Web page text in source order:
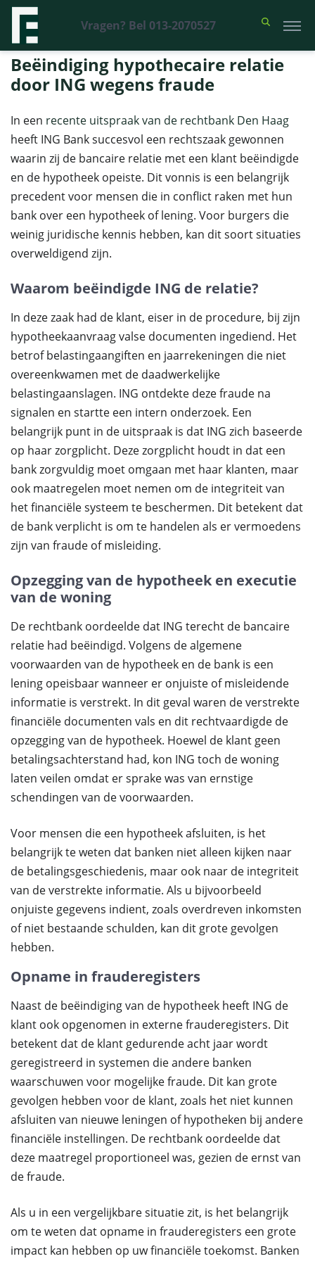
Vragen? Bel 013-2070527
Financieel Recht Advocaten >Uitspraken>Beëindiging hypothecaire
relatie door ING wegens fraude
Beëindiging hypothecaire relatie
door ING wegens fraude
In een recente uitspraak van de rechtbank Den Haag
heeft ING Bank succesvol een rechtszaak gewonnen
waarin zij de bancaire relatie met een klant beëindigde
en de hypotheek opeiste. Dit vonnis is een belangrijk
precedent voor mensen die in conflict raken met hun
bank over een hypotheek of lening. Voor burgers die
weinig juridische kennis hebben, kan dit soort situaties
overweldigend zijn.
Waarom beëindigde ING de relatie?
In deze zaak had de klant, eiser in de procedure, bij zijn
hypotheekaanvraag valse documenten ingediend. Het
betrof belastingaangiften en jaarrekeningen die niet
overeenkwamen met de daadwerkelijke
belastingaanslagen. ING ontdekte deze fraude na
signalen en startte een intern onderzoek. Een
belangrijk punt in de uitspraak is dat ING zich baseerde
op haar zorgplicht. Deze zorgplicht houdt in dat een
bank zorgvuldig moet omgaan met haar klanten, maar
ook maatregelen moet nemen om de integriteit van
het financiële systeem te beschermen. Dit betekent dat
de bank verplicht is om te handelen als er vermoedens
zijn van fraude of misleiding.
Opzegging van de hypotheek en executie
van de woning
De rechtbank oordeelde dat ING terecht de bancaire
relatie had beëindigd. Volgens de algemene
voorwaarden van de hypotheek en de bank is een
lening opeisbaar wanneer er onjuiste of misleidende
informatie is verstrekt. In dit geval waren de verstrekte
financiële documenten vals en dit rechtvaardigde de
opzegging van de hypotheek. Hoewel de klant geen
betalingsachterstand had, kon ING toch de woning
laten veilen omdat er sprake was van ernstige
schendingen van de voorwaarden.
Voor mensen die een hypotheek afsluiten, is het
belangrijk te weten dat banken niet alleen kijken naar
de betalingsgeschiedenis, maar ook naar de integriteit
van de verstrekte informatie. Als u bijvoorbeeld
onjuiste gegevens indient, zoals overdreven inkomsten
of niet bestaande schulden, kan dit grote gevolgen
hebben.
Opname in frauderegisters
Naast de beëindiging van de hypotheek heeft ING de
klant ook opgenomen in externe frauderegisters. Dit
betekent dat de klant gedurende acht jaar wordt
geregistreerd in systemen die andere banken
waarschuwen voor mogelijke fraude. Dit kan grote
gevolgen hebben voor de klant, zoals het niet kunnen
afsluiten van nieuwe leningen of hypotheken bij andere
financiële instellingen. De rechtbank oordeelde dat
deze maatregel proportioneel was, gezien de ernst van
de fraude.
Als u in een vergelijkbare situatie zit, is het belangrijk
om te weten dat opname in frauderegisters een grote
impact kan hebben op uw financiële toekomst. Banken